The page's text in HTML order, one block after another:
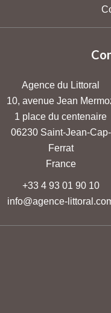
Agence du Littoral
10, avenue Jean
1 place du centenaire
06230Saint-Jean-Cap-
Ferrat
France
+33 4 93 01 90 10
info@agence-